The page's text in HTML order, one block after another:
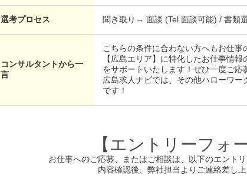
選考プロセス 聞き取り→ 面談 (Tel 面談可能) / 書類
コンサルタントから一
言
こちらの条件に合わない方へもお仕
【広島エリア】に特化したお仕事情
をサポートいたします！ぜひ一度ご
広島求人ナビでは、その他ハローワ
です！
【エントリーフォ
お仕事へのご応募、またはご相談は、
以下のエント
内容確認後、弊社担当よりご連絡差し